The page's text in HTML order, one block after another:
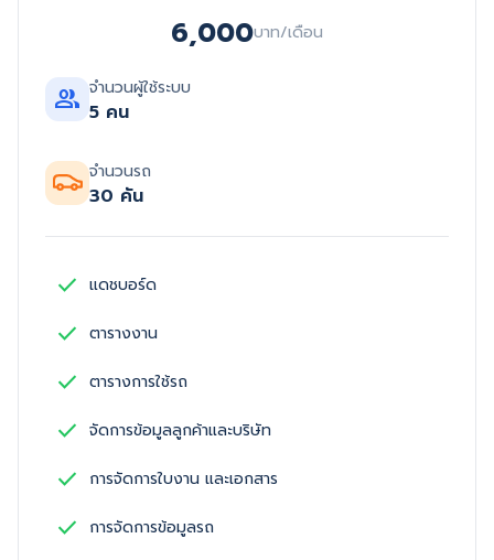
6,000บาท/เดือน
group จำนวนผู้ใช้ระบบ
5 คน
จำนวนรถ
30 คัน
check แดชบอร์ด
check ตารางงาน
check ตารางการใช้รถ
check จัดการข้อมูลลูกค้าและบริษัท
check การจัดการใบงาน และเอกสาร
check การจัดการข้อมูลรถ